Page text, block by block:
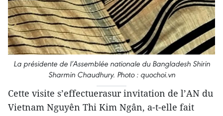
La présidente de l’Assemblée nationale du Bangladesh Shirin
Sharmin Chaudhury. Photo : quochoi.vn
Cette visite s’effectuerasur invitation de l’AN du
Vietnam Nguyên Thi Kim Ngân, a-t-elle fait